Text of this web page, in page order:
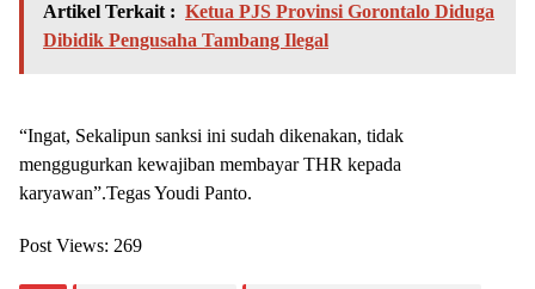
Artikel Terkait : Ketua PJS Provinsi Gorontalo Diduga
Dibidik Pengusaha Tambang Ilegal
“Ingat, Sekalipun sanksi ini sudah dikenakan, tidak
menggugurkan kewajiban membayar THR kepada
karyawan”.Tegas Youdi Panto.
Post Views: 269